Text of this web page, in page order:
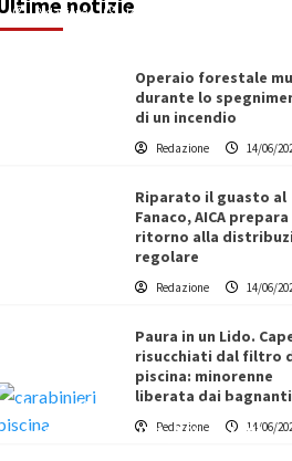
Redazione 14/06/2026
Operaio forestale
durante lo
di un incendio
Redazione 14/06/
Riparato il guasto al
Fanaco, AICA
ritorno alla
regolare
Redazione 14/06/
Paura in un Lido.
risucchiati dal filtro
piscina: minorenne
liberata dai bagnanti
Redazione 14/06/
Vino in Italia: il giro d’affari
contribuisce all’1,1% del PIL